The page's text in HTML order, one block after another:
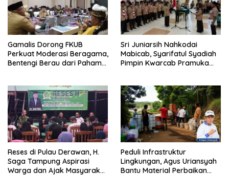
Gamalis Dorong FKUB
Perkuat Moderasi Beragama,
Bentengi Berau dari Paham
Sri Juniarsih Nahkodai
Mabicab, Syarifatul Syadiah
Pimpin Kwarcab Pramuka
Reses di Pulau Derawan, H.
Saga Tampung Aspirasi
Warga dan Ajak Masyarakat
Peduli Infrastruktur
Lingkungan, Agus Uriansyah
Bantu Material Perbaikan